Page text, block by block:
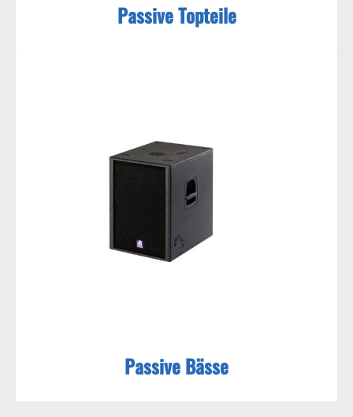
Passive Topteile
Passive Bässe